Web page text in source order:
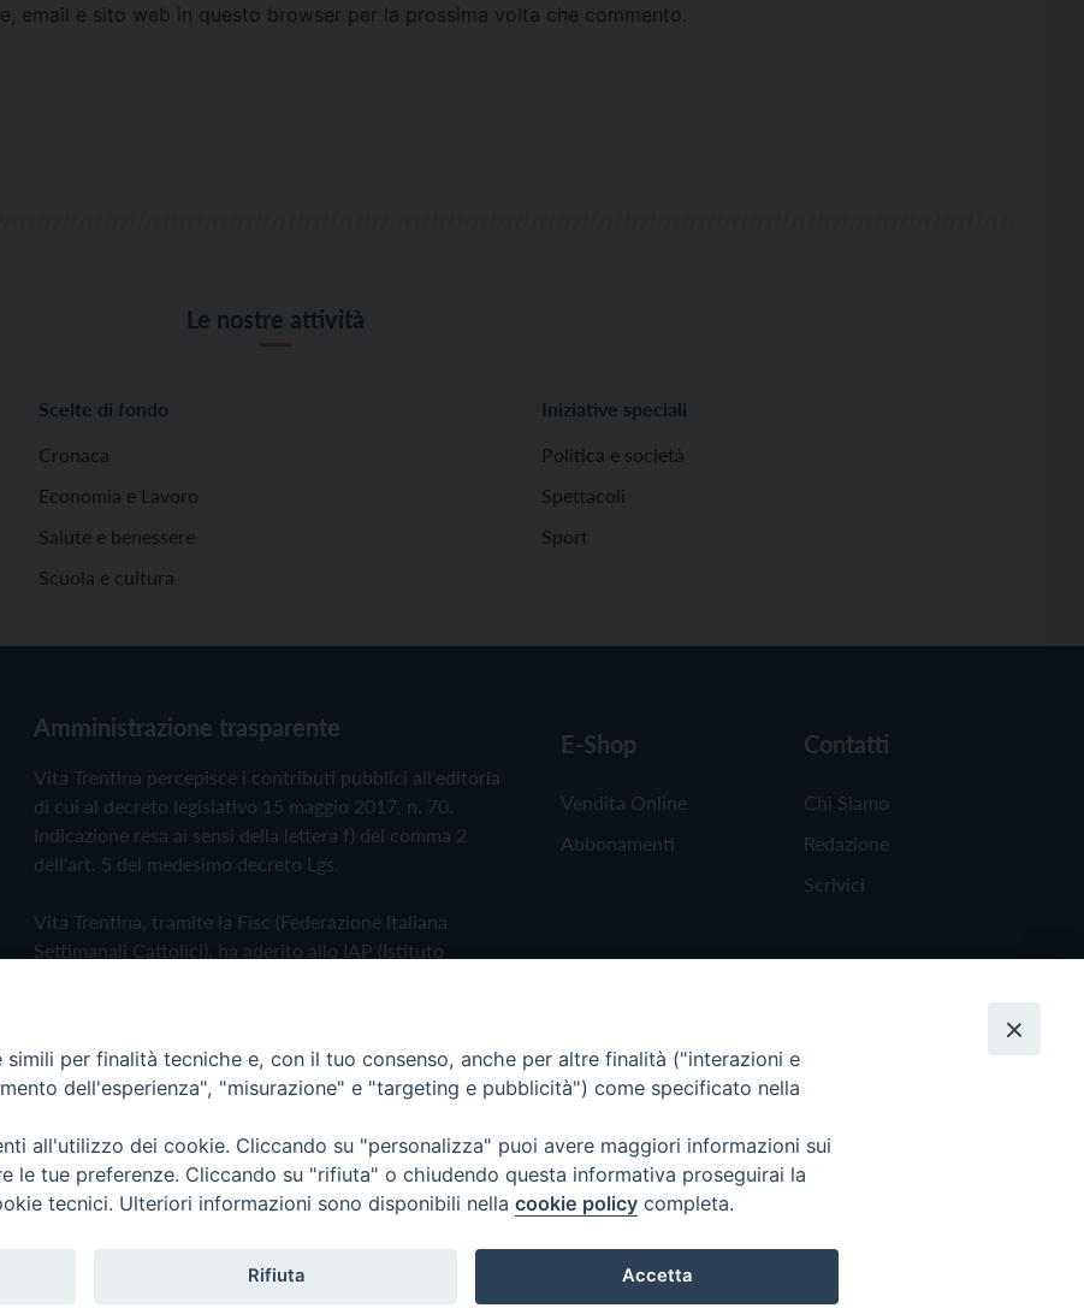
email e sito web in questo browser per la prossima volta che commento.
Le nostre attività
Scelte di fondo
Cronaca
Economia e Lavoro
Salute e benessere
Scuola e cultura
Iniziative speciali
Politica e società
Spettacoli
Sport
Amministrazione trasparente
Vita Trentina percepisce i contributi pubblici all'editoria
di cui al decreto legislativo 15 maggio 2017, n. 70.
Indicazione resa ai sensi della lettera f) del comma 2
dell'art. 5 del medesimo decreto Lgs.
Vita Trentina, tramite la Fisc (Federazione Italiana
Settimanali Cattolici), ha aderito allo IAP (Istituto
Privacy Policy Cookie Policy
E-Shop
Vendita Online
Abbonamenti
Contatti
Chi Siamo
Redazione
Scrivici
Editrice
per finalità tecniche e, con il tuo consenso, anche per altre finalità ("interazioni e
dell'esperienza", "misurazione" e "targeting e pubblicità") come specificato nella
all'utilizzo dei cookie. Cliccando su "personalizza" puoi avere maggiori informazioni sui
le tue preferenze. Cliccando su "rifiuta" o chiudendo questa informativa proseguirai la
tecnici. Ulteriori informazioni sono disponibili nella cookie policy completa.
Rifiuta Accetta